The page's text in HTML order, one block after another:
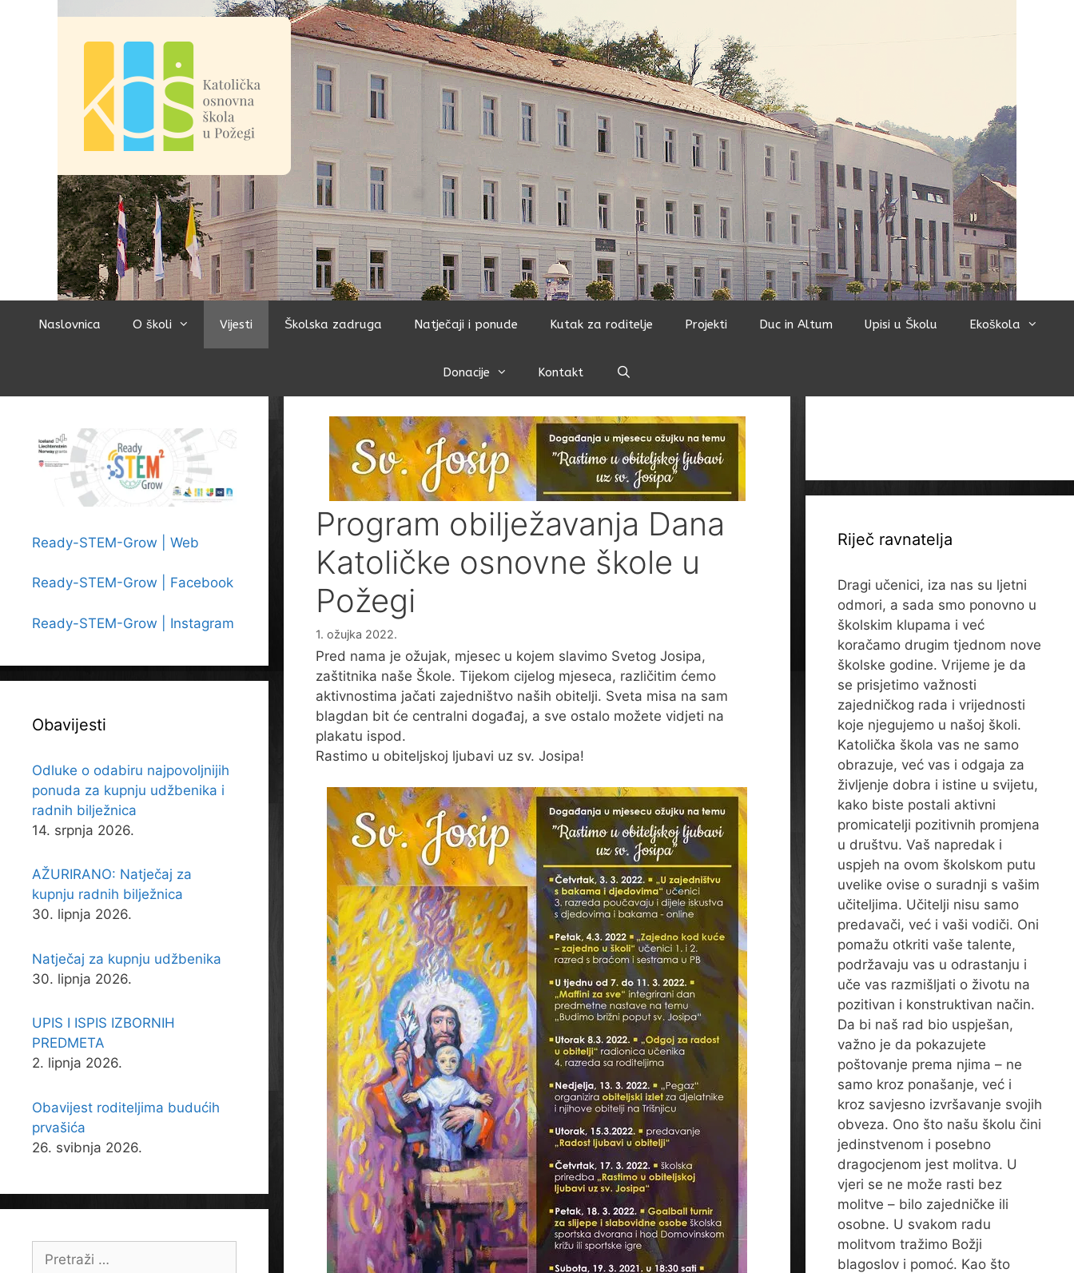
Naslovnica O školi Vijesti Školska zadruga Natječaji i ponude Kutak za roditelje Projekti Duc in Altum Upisi u Školu Ekoškola
Donacije Kontakt
Program obilježavanja Dana
Katoličke osnovne škole u
Požegi
1. ožujka 2022.
Pred nama je ožujak, mjesec u kojem slavimo Svetog Josipa,
zaštitnika naše Škole. Tijekom cijelog mjeseca, različitim ćemo
aktivnostima jačati zajedništvo naših obitelji. Sveta misa na sam
blagdan bit će centralni događaj, a sve ostalo možete vidjeti na
plakatu ispod.
Rastimo u obiteljskoj ljubavi uz sv. Josipa!
Ready-STEM-Grow | Web
Ready-STEM-Grow | Facebook
Ready-STEM-Grow | Instagram
Obavijesti
Odluke o odabiru najpovoljnijih
ponuda za kupnju udžbenika i
radnih bilježnica
14. srpnja 2026.
AŽURIRANO: Natječaj za
kupnju radnih bilježnica
30. lipnja 2026.
Natječaj za kupnju udžbenika
30. lipnja 2026.
UPIS I ISPIS IZBORNIH
PREDMETA
2. lipnja 2026.
Obavijest roditeljima budućih
prvašića
26. svibnja 2026.
Riječ ravnatelja
Dragi učenici, iza nas su ljetni
odmori, a sada smo ponovno u
školskim klupama i već
koračamo drugim tjednom nove
školske godine. Vrijeme je da
se prisjetimo važnosti
zajedničkog rada i vrijednosti
koje njegujemo u našoj školi.
Katolička škola vas ne samo
obrazuje, već vas i odgaja za
življenje dobra i istine u svijetu,
kako biste postali aktivni
promicatelji pozitivnih promjena
u društvu. Vaš napredak i
uspjeh na ovom školskom putu
uvelike ovise o suradnji s vašim
učiteljima. Učitelji nisu samo
predavači, već i vaši vodiči. Oni
pomažu otkriti vaše talente,
podržavaju vas u odrastanju i
uče vas razmišljati o životu na
pozitivan i konstruktivan način.
Da bi naš rad bio uspješan,
važno je da pokazujete
poštovanje prema njima – ne
samo kroz ponašanje, već i
kroz savjesno izvršavanje svojih
obveza. Ono što našu školu čini
jedinstvenom i posebno
dragocjenom jest molitva. U
vjeri se ne može rasti bez
molitve – bilo zajedničke ili
osobne. U svakom radu
molitvom tražimo Božji
blagoslov i pomoć. Kao što